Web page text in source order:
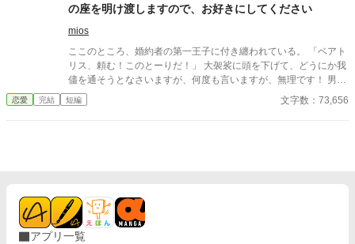
の座を明け渡しますので、お好きにしてください
mios
ここのところ、婚約者の第一王子に付き纏われている。 「ベアト
リス、頼む！このとーりだ！」 大袈裟に頭を下げて、どうにか我
儘を通そうとなさいますが、何度も言いますが、無理です！ 男爵
令嬢を側妃にすることはできません。愛妾もすでに埋まってます
のよ。 どこに、捻じ込めると言うのですか！ ※番外編少し長くな
恋愛 完結 短編 文字数：73,656
アプリ一覧